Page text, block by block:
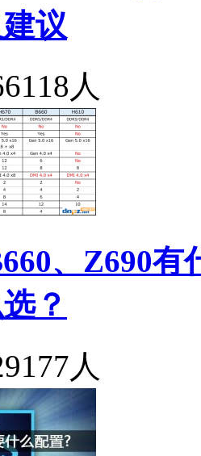
议
人
、Z690有
？
人